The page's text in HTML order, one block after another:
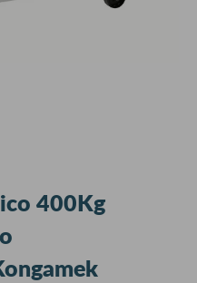
400Kg